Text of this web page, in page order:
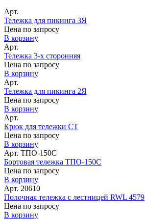
Арт.
Тележка для пикинга 3Я
Цена по запросу
В корзину
Арт.
Тележка 3-х сторонняя
Цена по запросу
В корзину
Арт.
Тележка для пикинга 2Я
Цена по запросу
В корзину
Арт.
Крюк для тележки СТ
Цена по запросу
В корзину
Арт. ТПО-150С
Бортовая тележка ТПО-150С
Цена по запросу
В корзину
Арт. 20610
Полочная тележка с лестницей RWL 4579
Цена по запросу
В корзину